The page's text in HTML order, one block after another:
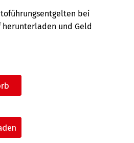
bei
und Geld